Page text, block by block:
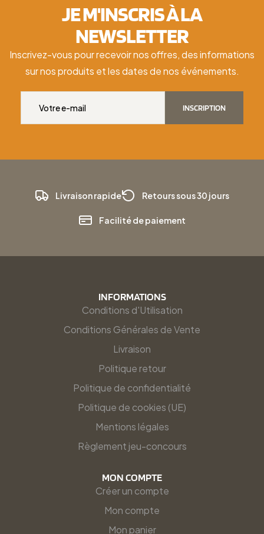
JE M'INSCRIS À LA
NEWSLETTER
Inscrivez-vous pour recevoir nos offres, des informations
sur nos produits et les dates de nos événements.
INSCRIPTION
Livraison rapide Retours sous 30 jours
Facilité de paiement
INFORMATIONS
Conditions d'Utilisation
Conditions Générales de Vente
Livraison
Politique retour
Politique de confidentialité
Politique de cookies (UE)
Mentions légales
Règlement jeu-concours
MON COMPTE
Créer un compte
Mon compte
Mon panier